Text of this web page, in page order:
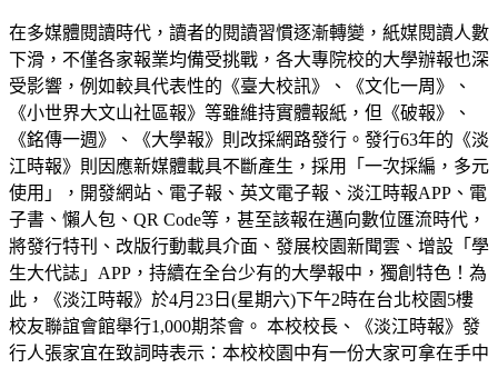
在多媒體閱讀時代，讀者的閱讀習慣逐漸轉變，紙媒閱讀人數
下滑，不僅各家報業均備受挑戰，各大專院校的大學辦報也深
受影響，例如較具代表性的《臺大校訊》、《文化一周》、
《小世界大文山社區報》等雖維持實體報紙，但《破報》、
《銘傳一週》、《大學報》則改採網路發行。發行63年的《淡
江時報》則因應新媒體載具不斷產生，採用「一次採編，多元
使用」，開發網站、電子報、英文電子報、淡江時報APP、電
子書、懶人包、QR Code等，甚至該報在邁向數位匯流時代，
將發行特刊、改版行動載具介面、發展校園新聞雲、增設「學
生大代誌」APP，持續在全台少有的大學報中，獨創特色！為
此，《淡江時報》於4月23日(星期六)下午2時在台北校園5樓
校友聯誼會館舉行1,000期茶會。 本校校長、《淡江時報》發
行人張家宜在致詞時表示：本校校園中有一份大家可拿在手中